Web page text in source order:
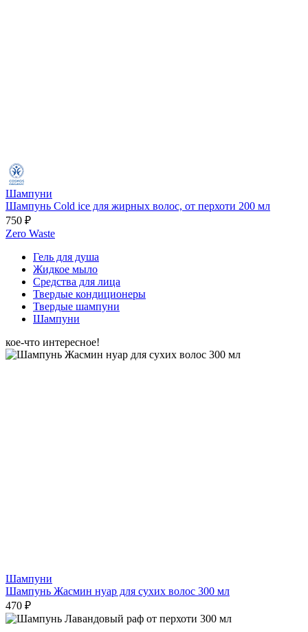
Шампуни
Шампунь Cold ice для жирных волос, от перхоти 200 мл
750 ₽
Zero Waste
Гель для душа
Жидкое мыло
Средства для лица
Твердые кондиционеры
Твердые шампуни
Шампуни
кое-что интересное!
Шампуни
Шампунь Жасмин нуар для сухих волос 300 мл
470 ₽